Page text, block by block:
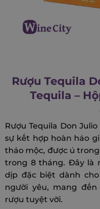
Rượu Tequila
Tequila –
Rượu Tequila Don
sự kết hợp hoàn hảo
thảo mộc, được ủ
trong 8 tháng. Đây là
dịp đặc biệt dành
người yêu, mang
rượu tuyệt vời.